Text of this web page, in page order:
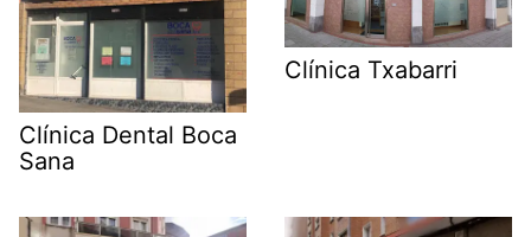
Clínica Dental Boca
Sana
Clínica Txabarri